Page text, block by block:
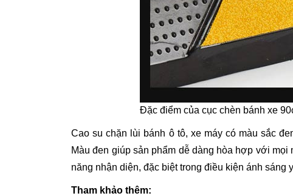
Đặc điểm của cục chèn bánh xe
Cao su chặn lùi bánh ô tô, xe máy có màu sắc
Màu đen giúp sản phẩm dễ dàng hòa hợp với
năng nhận diện, đặc biệt trong điều kiện ánh
Tham khảo thêm: